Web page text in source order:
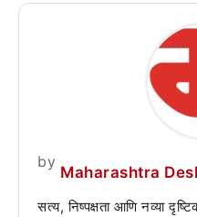
by
Maharashtra
सत्य, निष्पक्षता आणि नव्या